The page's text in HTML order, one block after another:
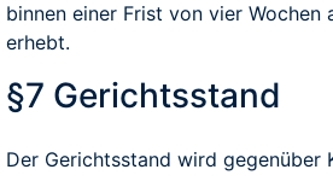
binnen einer Frist von vier
erhebt.
§7 Gerichtsstand
Der Gerichtsstand wird gegenüber